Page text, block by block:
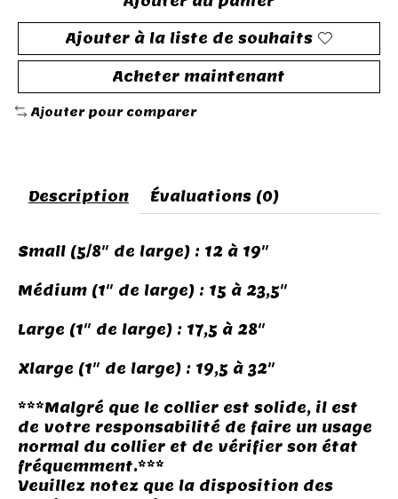
Ajouter à la liste de souhaits
Acheter maintenant
Ajouter pour comparer
Description Évaluations (0)
Small (5/8" de large) : 12 à 19"
Médium (1" de large) : 15 à 23,5"
Large (1" de large) : 17,5 à 28"
Xlarge (1" de large) : 19,5 à 32"
***Malgré que le collier est solide, il est
de votre responsabilité de faire un usage
normal du collier et de vérifier son état
fréquemment.***
Veuillez notez que la disposition des